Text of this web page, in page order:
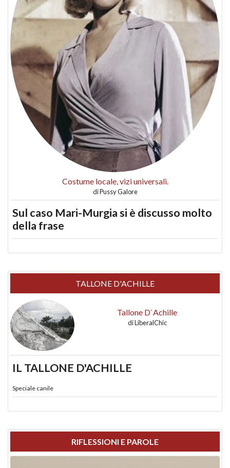
Costume locale, vizi universali.
diPussy Galore
Sul caso Mari-Murgia si è discusso molto
della frase
TALLONE D'ACHILLE
Tallone D`Achille
diLiberalChic
IL TALLONE D'ACHILLE
Speciale canile
RIFLESSIONI E PAROLE